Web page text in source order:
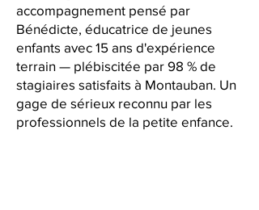
accompagnement pensé par
Bénédicte, éducatrice de jeunes
enfants avec 15 ans d'expérience
terrain — plébiscitée par 98 % de
stagiaires satisfaits à Montauban. Un
gage de sérieux reconnu par les
professionnels de la petite enfance.